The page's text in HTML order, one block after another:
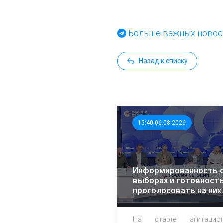
Больше важных
Назад к списку
15:40 06.08.2026
Информированность
выборах и готовность
проголосовать на них
растет – эксперты
На старте